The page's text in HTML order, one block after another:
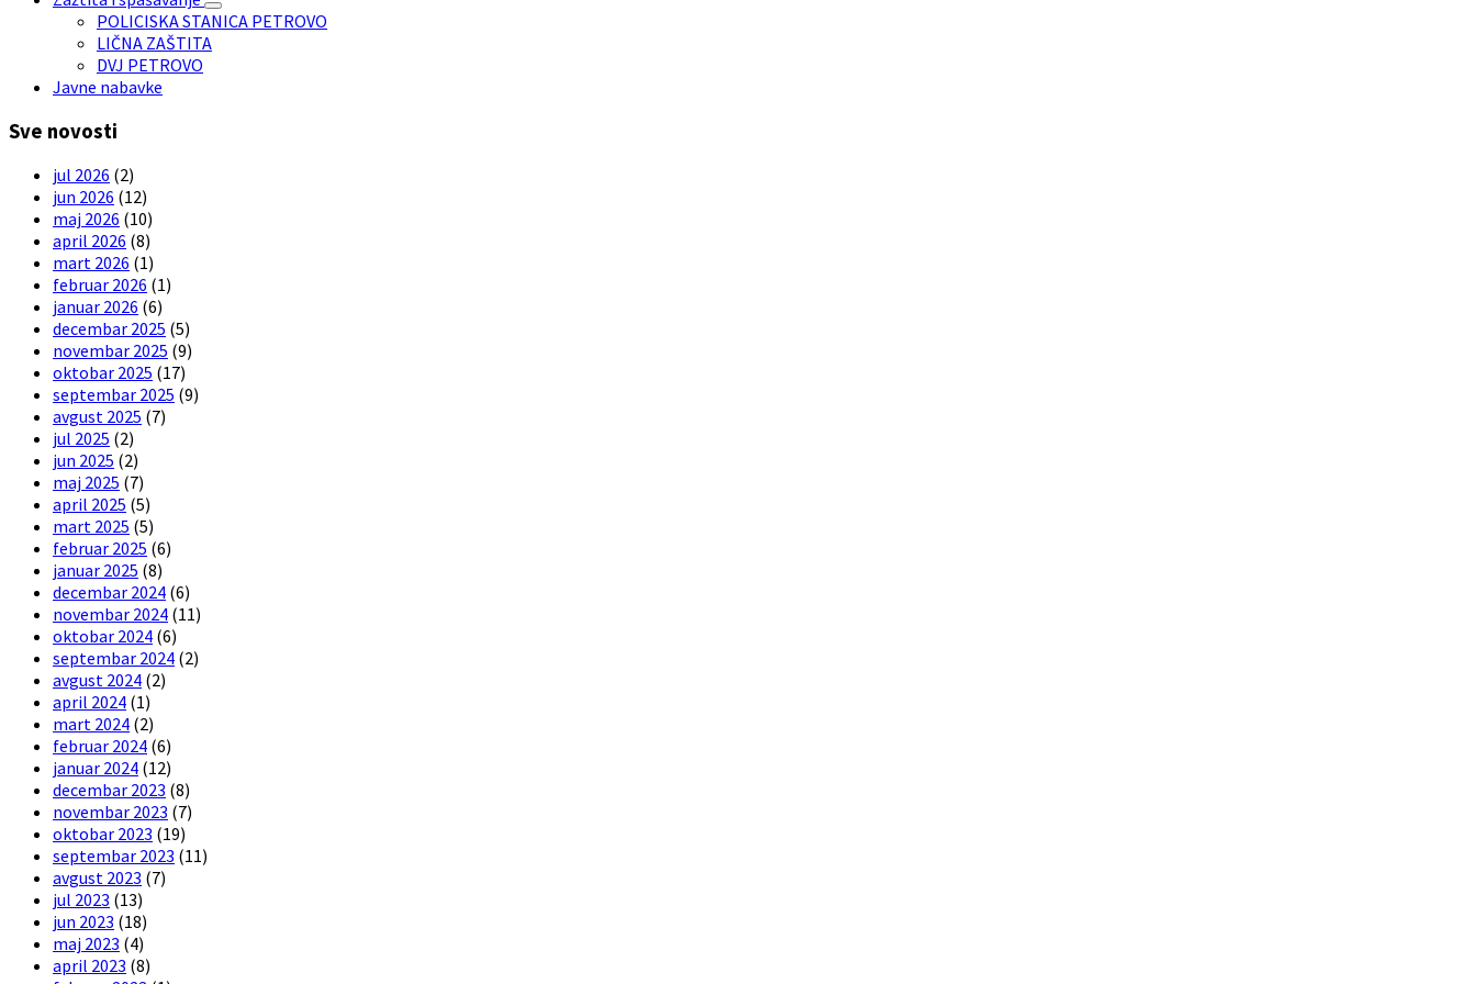
POLICISKA STANICA PETROVO
LIČNA ZAŠTITA
DVJ PETROVO
Javne nabavke
Sve novosti
jul 2026 (2)
jun 2026 (12)
maj 2026 (10)
april 2026 (8)
mart 2026 (1)
februar 2026 (1)
januar 2026 (6)
decembar 2025 (5)
novembar 2025 (9)
oktobar 2025 (17)
septembar 2025 (9)
avgust 2025 (7)
jul 2025 (2)
jun 2025 (2)
maj 2025 (7)
april 2025 (5)
mart 2025 (5)
februar 2025 (6)
januar 2025 (8)
decembar 2024 (6)
novembar 2024 (11)
oktobar 2024 (6)
septembar 2024 (2)
avgust 2024 (2)
april 2024 (1)
mart 2024 (2)
februar 2024 (6)
januar 2024 (12)
decembar 2023 (8)
novembar 2023 (7)
oktobar 2023 (19)
septembar 2023 (11)
avgust 2023 (7)
jul 2023 (13)
jun 2023 (18)
maj 2023 (4)
april 2023 (8)